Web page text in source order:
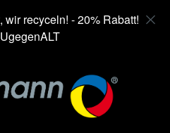
recyceln! - 20% Rabatt!